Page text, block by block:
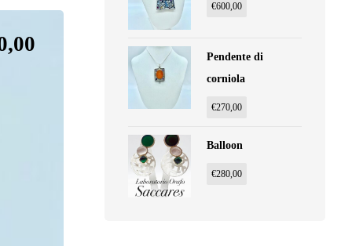
€600,00
Pendente di
corniola
€270,00
Balloon
€280,00